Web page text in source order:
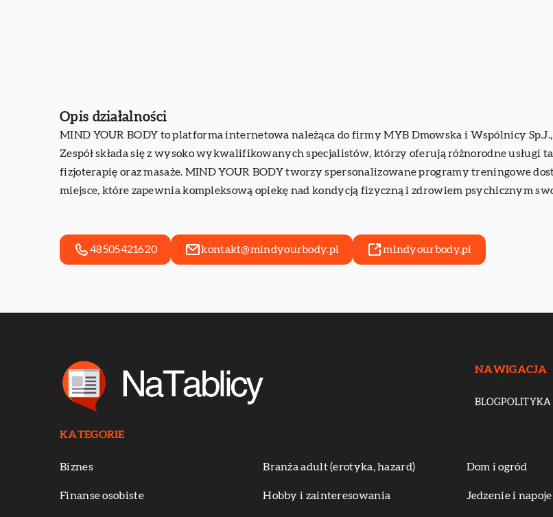
Opis działalności
MIND YOUR BODY to platforma internetowa należąca do firmy MYB Dmowska i Wspólnicy
Zespół składa się z wysoko wykwalifikowanych specjalistów, którzy oferują różnorodne
fizjoterapię oraz masaże. MIND YOUR BODY tworzy spersonalizowane programy treningowe
miejsce, które zapewnia kompleksową opiekę nad kondycją fizyczną i zdrowiem psychicznym
48505421620 kontakt@mindyourbody.pl mindyourbody.pl
NAWIGACJA
BLOGPOLITYKA
KATEGORIE
Biznes Branża adult (erotyka, hazard) Dom i ogród
Finanse osobiste Hobby i zainteresowania Jedzenie i napoje